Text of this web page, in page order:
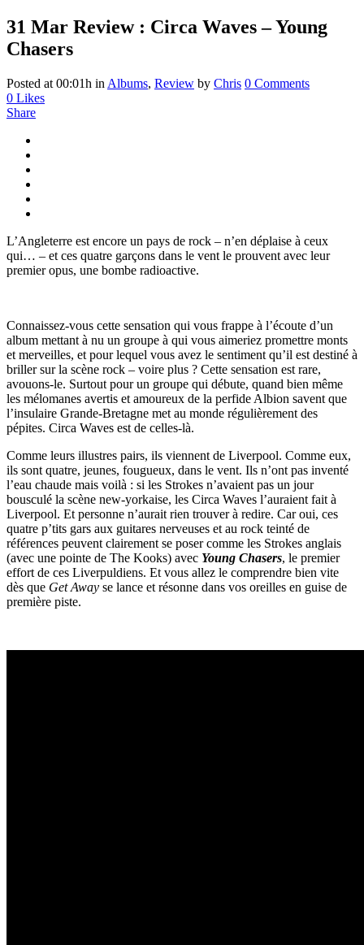
31 Mar Review : Circa Waves – Young
Chasers
Posted at 00:01h in Albums, Review by Chris 0 Comments
0 Likes
Share
L’Angleterre est encore un pays de rock – n’en déplaise à ceux
qui… – et ces quatre garçons dans le vent le prouvent avec leur
premier opus, une bombe radioactive.
Connaissez-vous cette sensation qui vous frappe à l’écoute d’un
album mettant à nu un groupe à qui vous aimeriez promettre monts
et merveilles, et pour lequel vous avez le sentiment qu’il est destiné à
briller sur la scène rock – voire plus ? Cette sensation est rare,
avouons-le. Surtout pour un groupe qui débute, quand bien même
les mélomanes avertis et amoureux de la perfide Albion savent que
l’insulaire Grande-Bretagne met au monde régulièrement des
pépites. Circa Waves est de celles-là.
Comme leurs illustres pairs, ils viennent de Liverpool. Comme eux,
ils sont quatre, jeunes, fougueux, dans le vent. Ils n’ont pas inventé
l’eau chaude mais voilà : si les Strokes n’avaient pas un jour
bousculé la scène new-yorkaise, les Circa Waves l’auraient fait à
Liverpool. Et personne n’aurait rien trouver à redire. Car oui, ces
quatre p’tits gars aux guitares nerveuses et au rock teinté de
références peuvent clairement se poser comme les Strokes anglais
(avec une pointe de The Kooks) avec Young Chasers, le premier
effort de ces Liverpuldiens. Et vous allez le comprendre bien vite
dès que Get Away se lance et résonne dans vos oreilles en guise de
première piste.